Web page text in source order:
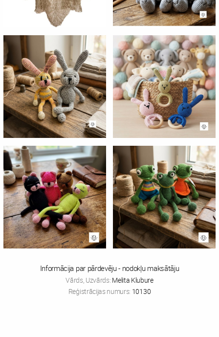
Informācija par pārdevēju - nodokļu maksātāju
Vārds, Uzvārds: Melita Klubure
Reģistrācijas numurs: 10130